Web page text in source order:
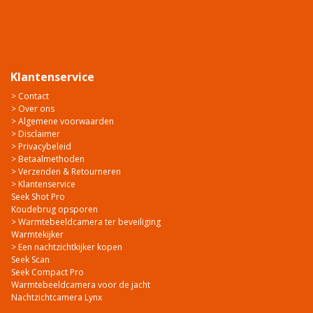
Klantenservice
> Contact
> Over ons
> Algemene voorwaarden
> Disclaimer
> Privacybeleid
> Betaalmethoden
> Verzenden & Retourneren
> Klantenservice
Seek Shot Pro
Koudebrug opsporen
> Warmtebeeldcamera ter beveiliging
Warmtekijker
> Een nachtzichtkijker kopen
Seek Scan
Seek Compact Pro
Warmtebeeldcamera voor de jacht
Nachtzichtcamera Lynx